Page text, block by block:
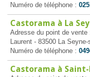
Numéro de téléphone :
Castorama à La
Adresse du point de
Laurent - 83500 La Seyne-
Numéro de téléphone :
Castorama à